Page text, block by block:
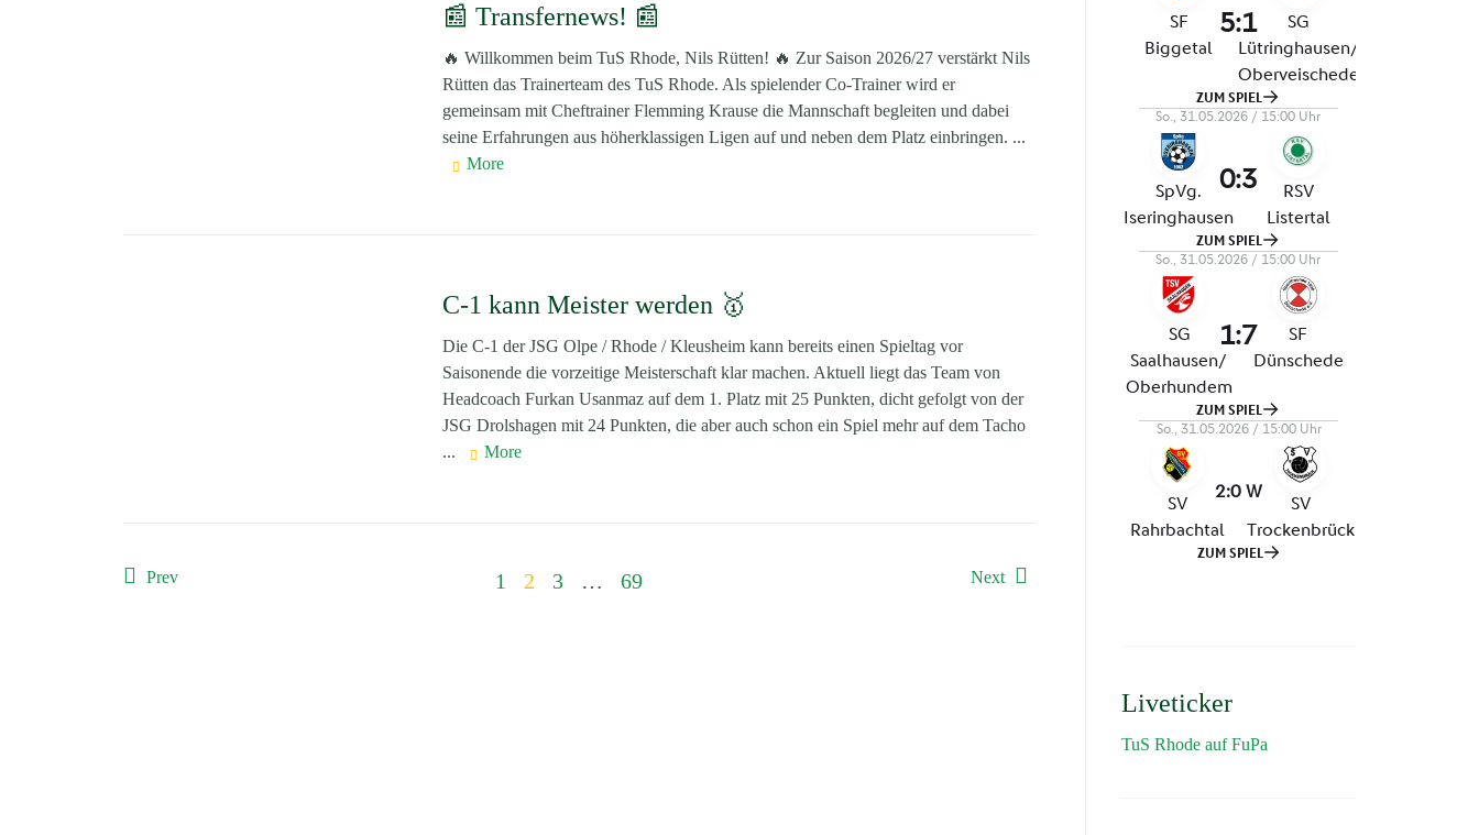
📰 Transfernews! 📰
🔥 Willkommen beim TuS Rhode, Nils Rütten! 🔥 Zur Saison 2026/27 verstärkt Nils
Rütten das Trainerteam des TuS Rhode. Als spielender Co-Trainer wird er
gemeinsam mit Cheftrainer Flemming Krause die Mannschaft begleiten und dabei
seine Erfahrungen aus höherklassigen Ligen auf und neben dem Platz einbringen. ...
More
C-1 kann Meister werden 🥇
Die C-1 der JSG Olpe / Rhode / Kleusheim kann bereits einen Spieltag vor
Saisonende die vorzeitige Meisterschaft klar machen. Aktuell liegt das Team von
Headcoach Furkan Usanmaz auf dem 1. Platz mit 25 Punkten, dicht gefolgt von der
JSG Drolshagen mit 24 Punkten, die aber auch schon ein Spiel mehr auf dem Tacho
...
More
Prev 1 2 3 … 69 Next
Liveticker
TuS Rhode auf FuPa